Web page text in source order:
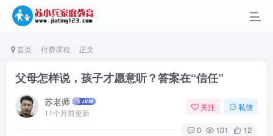
首页 付费课程 正文
父母怎样说，孩子才愿意听？答案在“信任”
苏老师
11个月前更新
关注 私信
0 101 12